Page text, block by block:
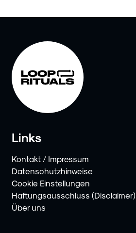
Links
Kontakt / Impressum
Datenschutzhinweise
Cookie Einstellungen
Haftungsausschluss (Disclaimer)
Über uns